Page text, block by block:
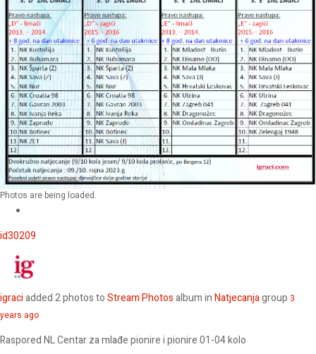
Photos are being loaded.
id30209
igraciadded 2 photos toStream Photosalbum inNatjecanjagroup 3
years ago
Raspored NL Centar za mlađe pionire i pionire 01-04 kolo